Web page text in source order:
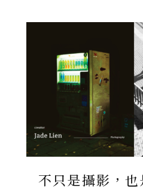
不只是攝影，